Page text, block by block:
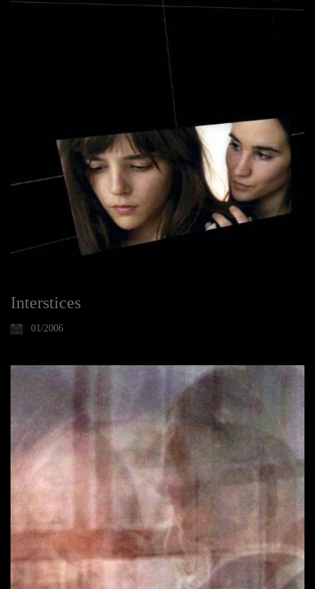
Interstices
01/2006